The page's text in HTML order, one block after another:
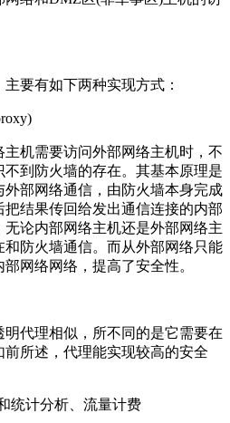
有如下两种实现方式：
机需要访问外部网络主机时，不
到防火墙的存在。其基本原理是
部网络通信，由防火墙本身完成
结果传回给发出通信连接的内部
论内部网络主机还是外部网络主
防火墙通信。而从外部网络只能
网络网络，提高了安全性。
代理相似，所不同的是它需要在
所述，代理能实现较高的安全
计分析、流量计费